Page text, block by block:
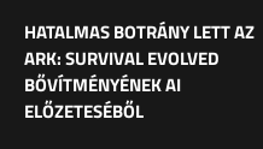
HATALMAS BOTRÁNY LETT AZ
ARK: SURVIVAL EVOLVED
BŐVÍTMÉNYÉNEK AI
ELŐZETESÉBŐL